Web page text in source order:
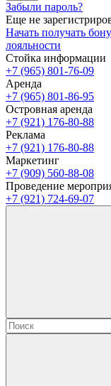
Забыли пароль?
Еще не
Начать получать
лояльности
Стойка информации
+7 (965) 801-76-09
Аренда
+7 (965) 801-86-95
Островная аренда
+7 (921) 176-80-88
Реклама
+7 (921) 176-80-88
Маркетинг
+7 (909) 560-88-08
Проведение
+7 (921) 724-69-07